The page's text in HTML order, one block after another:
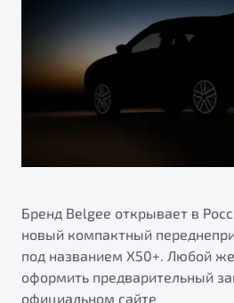
Яркий кроссовер
от 2 219 990 ₽*
Страхование
Расчет КАСКО
Гарантия Belgee
Belgee Линк
Belgee Клуб
Клиентская поддержка
Помощь на дорогах
О дилерском центре
Правовая информация
Бренд Belgee открывает в
новый компактный
под названием X50+. Любой
оформить предварительный
официальном сайте